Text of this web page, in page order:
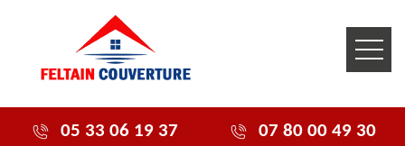
05 33 06 19 37 07 80 00 49 30